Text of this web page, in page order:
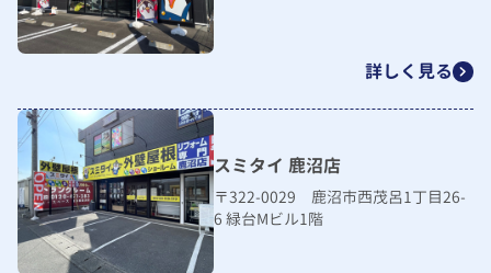
詳しく見る
スミタイ 鹿沼店
〒322-0029 鹿沼市西茂呂1丁目26-
6 緑台Mビル1階